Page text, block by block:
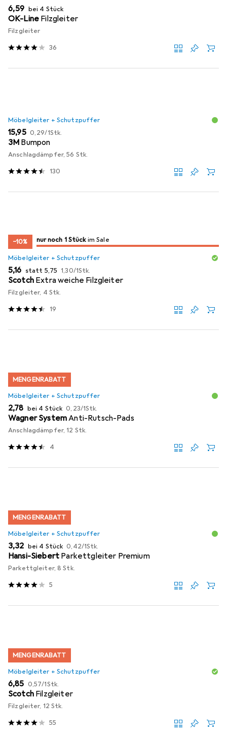
EUR
6,59 bei 4 Stück
OK-Line Filzgleiter
Filzgleiter
36
Möbelgleiter + Schutzpuffer
EUR
15,95 EUR
0,29/1Stk.
3M Bumpon
Anschlagdämpfer, 56 Stk.
130
−10% noch 1 Stückim Sale
nur noch 1 Stück im Sale
Möbelgleiter + Schutzpuffer
EUR
5,16 statt EUR
5,75 EUR
1,30/1Stk.
Scotch Extra weiche Filzgleiter
Filzgleiter, 4 Stk.
19
MENGENRABATT
Möbelgleiter + Schutzpuffer
EUR
2,78 bei 4 Stück EUR
0,23/1Stk.
Wagner SystemAnti-Rutsch-Pads
Anschlagdämpfer, 12 Stk.
4
MENGENRABATT
Möbelgleiter + Schutzpuffer
EUR
3,32 bei 4 Stück EUR
0,42/1Stk.
Hansi-Siebert Parkettgleiter Premium
Parkettgleiter, 8 Stk.
5
MENGENRABATT
Möbelgleiter + Schutzpuffer
EUR
6,85 EUR
0,57/1Stk.
Scotch Filzgleiter
Filzgleiter, 12 Stk.
55